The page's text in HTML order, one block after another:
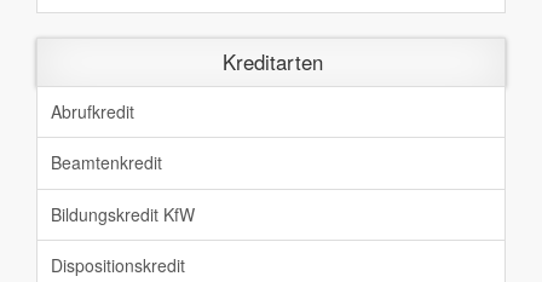
Kreditarten
Abrufkredit
Beamtenkredit
Bildungskredit KfW
Dispositionskredit